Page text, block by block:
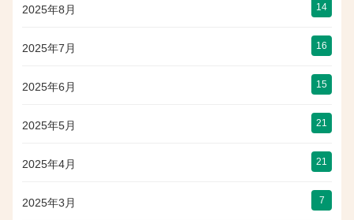
2025年8月 14
2025年7月 16
2025年6月 15
2025年5月 21
2025年4月 21
2025年3月 7